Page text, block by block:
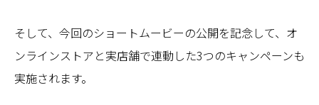
そして、今回のショートムービーの公開を記念して、オ
ンラインストアと実店舗で連動した3つのキャンペーンも
実施されます。